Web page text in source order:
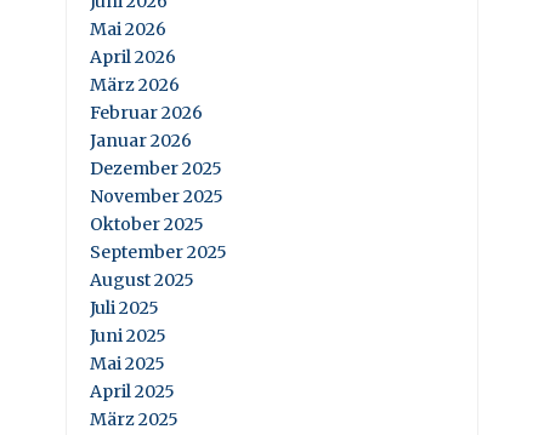
Mai 2026
April 2026
März 2026
Februar 2026
Januar 2026
Dezember 2025
November 2025
Oktober 2025
September 2025
August 2025
Juli 2025
Juni 2025
Mai 2025
April 2025
März 2025